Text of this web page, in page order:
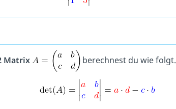
Matrix berechnest du wie folgt.